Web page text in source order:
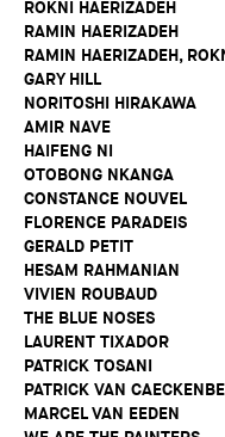
ROKNI HAERIZADEH
RAMIN HAERIZADEH
RAMIN HAERIZADEH,
GARY HILL
NORITOSHI HIRAKAWA
AMIR NAVE
HAIFENG NI
OTOBONG NKANGA
CONSTANCE NOUVEL
FLORENCE PARADEIS
GERALD PETIT
HESAM RAHMANIAN
VIVIEN ROUBAUD
THE BLUE NOSES
LAURENT TIXADOR
PATRICK TOSANI
PATRICK VAN
MARCEL VAN EEDEN